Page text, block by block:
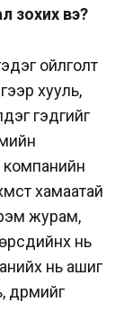
зохих вэ?
ойлголт
хууль,
гэдгийг
компанийн
хамаатай
журам,
нь
нь ашиг
дүрмийг